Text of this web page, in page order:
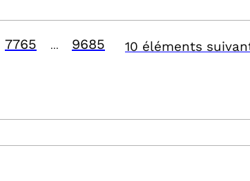
7765 9685 10 éléments